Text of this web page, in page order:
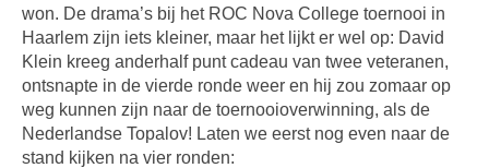
won. De drama’s bij het ROC Nova College toernooi in
Haarlem zijn iets kleiner, maar het lijkt er wel op: David
Klein kreeg anderhalf punt cadeau van twee veteranen,
ontsnapte in de vierde ronde weer en hij zou zomaar op
weg kunnen zijn naar de toernooioverwinning, als de
Nederlandse Topalov! Laten we eerst nog even naar de
stand kijken na vier ronden: